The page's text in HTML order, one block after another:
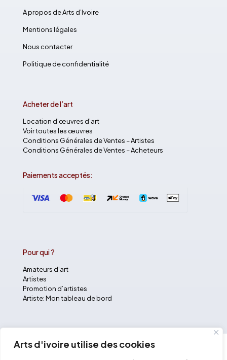
Arts d'ivoire utilise des cookies
A propos de Arts d’Ivoire
Mentions légales
Nous contacter
Politique de confidentialité
Acheter de l’art
Location d’œuvres d’art
Voir toutes les œuvres
Conditions Générales de Ventes – Artistes
Conditions Générales de Ventes – Acheteurs
Paiements acceptés:
Pour qui ?
Amateurs d’art
Artistes
Promotion d’artistes
Artiste: Mon tableau de bord